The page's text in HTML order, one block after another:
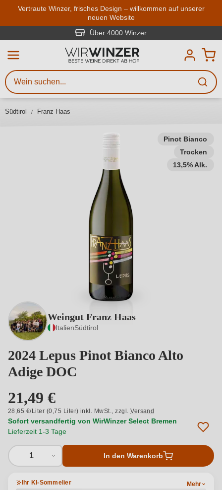
Zum Hauptinhalt springen
Vertraute Winzer, frisches Design – willkommen auf unserer
neuen Website
Über 4000 Winzer
Südtirol Franz Haas
Pinot Bianco
Trocken
13,5% Alk.
Weingut Franz Haas
ItalienSüdtirol
2024 Lepus Pinot Bianco Alto
Adige DOC
21,49 €
28,65 €/Liter (0,75 Liter) inkl. MwSt.,zzgl.Versand
Sofort versandfertig von WirWinzer Select Bremen
Lieferzeit 1-3 Tage
1 In den Warenkorb
Ihr KI-Sommelier Mehr
Weinsuche
Mindestens 3 Zeichen eingeben
Beschreiben Sie, welchen Wein
Sie suchen – ob nach Geschmack,